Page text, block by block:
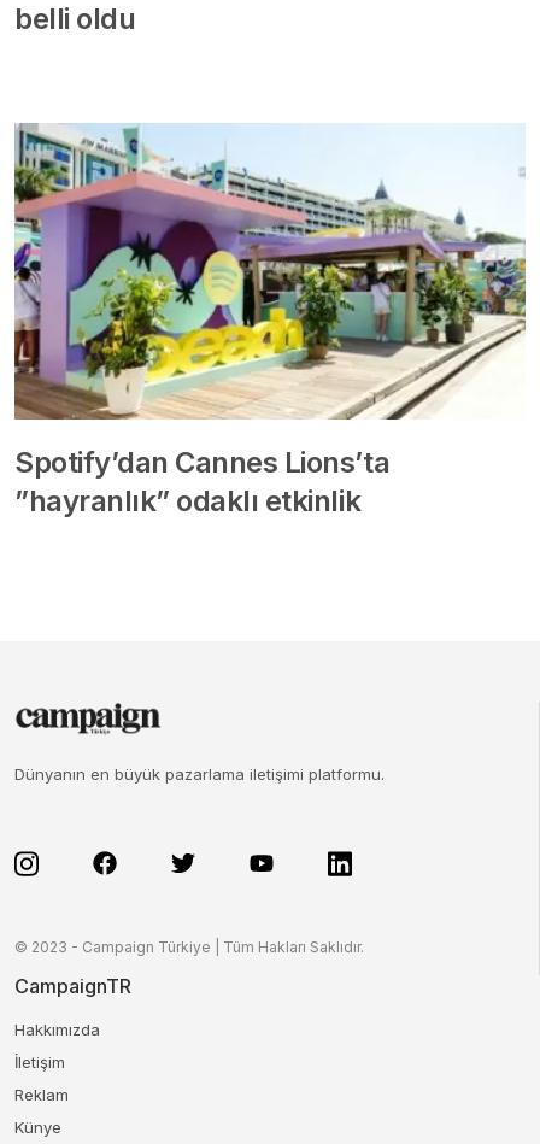
belli oldu
Spotify’dan Cannes Lions’ta
”hayranlık” odaklı etkinlik
Dünyanın en büyük pazarlama iletişimi platformu.
© 2023 - Campaign Türkiye | Tüm Hakları Saklıdır.
CampaignTR
Hakkımızda
İletişim
Reklam
Künye